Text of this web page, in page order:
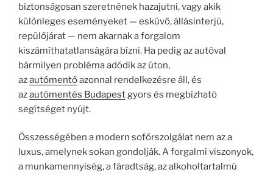
biztonságosan szeretnének hazajutni, vagy akik
különleges eseményeket — esküvő, állásinterjú,
repülőjárat — nem akarnak a forgalom
kiszámíthatatlanságára bízni. Ha pedig az autóval
bármilyen probléma adódik az úton,
azautómentőazonnal rendelkezésre áll, és
azautómentés Budapestgyors és megbízható
segítséget nyújt.
Összességében a modern sofőrszolgálat nem az a
luxus, amelynek sokan gondolják. A forgalmi viszonyok,
a munkamennyiség, a fáradtság, az alkoholtartalmú